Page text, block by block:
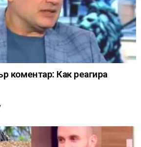
коментар: Как реагира